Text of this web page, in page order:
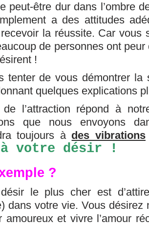
peut-être dur dans l’ombre
a des attitudes
la réussite. Car vous
de personnes ont
!
tenter de vous démontrer la
quelques explications
l’attraction répond à
que nous envoyons
toujours à des vibrations
à votre désir !
?
le plus cher est
dans votre vie. Vous désirez
amoureux et vivre l’amour